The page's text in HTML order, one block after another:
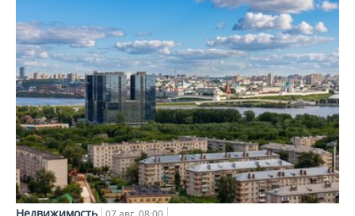
Недвижимость